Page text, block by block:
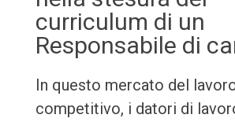
curriculum di un
Responsabile di
In questo mercato del
competitivo, i datori di